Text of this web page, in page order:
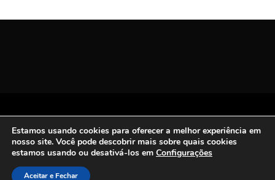
Todos os Direitos Reservados | San Carlos FM
2021.
Proudly powered by WordPress|Theme: Refined
Magazine by
Estamos usando cookies para oferecer a melhor experiência em
nosso site. Você pode descobrir mais sobre quais cookies
estamos usando ou desativá-los em Configurações
Aceitar e Fechar